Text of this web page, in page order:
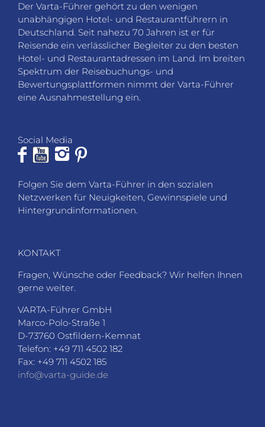
Der Varta-Führer gehört zu den wenigen
unabhängigen Hotel- und Restaurantführern in
Deutschland. Seit nahezu 70 Jahren ist er für
Reisende ein verlässlicher Begleiter zu den besten
Hotel- und Restaurantadressen im Land. Im breiten
Spektrum der Reisebuchungs- und
Bewertungsplattformen nimmt der Varta-Führer
eine Ausnahmestellung ein.
Social Media
Folgen Sie dem Varta-Führer in den sozialen
Netzwerken für Neuigkeiten, Gewinnspiele und
Hintergrundinformationen.
KONTAKT
Fragen, Wünsche oder Feedback? Wir helfen Ihnen
gerne weiter.
VARTA-Führer GmbH
Marco-Polo-Straße 1
D-73760 Ostfildern-Kemnat
Telefon: +49 711 4502 182
Fax: +49 711 4502 185
info@varta-guide.de